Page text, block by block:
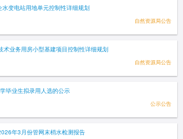
变电站用地单元控制性详细规划
自然资源局公告
术业务用房小型基建项目控制性详细规划
自然资源局公告
毕业生拟录用人选的公示
公示公告
年3月份管网末梢水检测报告